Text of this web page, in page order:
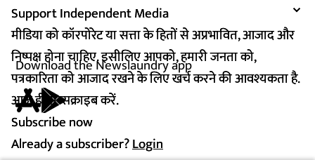
Support Independent Media
मीडिया को कॉरपोरेट या सत्ता के हितों से अप्रभावित, आजाद और
निष्पक्ष होना चाहिए. इसीलिए आपको, हमारी जनता को,
पत्रकारिता को आजाद रखने के लिए खर्च करने की आवश्यकता है.
आज ही सब्सक्राइब करें.
Subscribe now
Already a subscriber?Login
Support Independent Media
मीडिया को कॉरपोरेट या सत्ता के हितों से अप्रभावित, आजाद और
निष्पक्ष होना चाहिए. इसीलिए आपको, हमारी जनता को,
पत्रकारिता को आजाद रखने के लिए खर्च करने की आवश्यकता है.
आज ही सब्सक्राइब करें.
Subscribe now
Already a subscriber?Login
Download the Newslaundry app